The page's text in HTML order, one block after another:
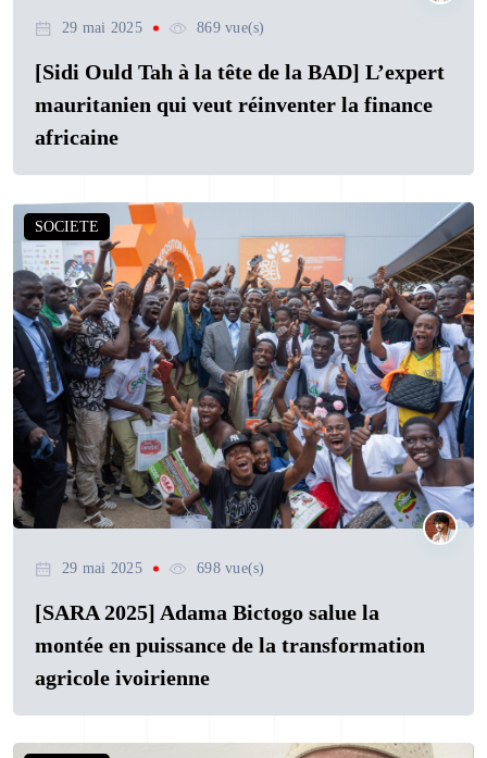
29 mai 2025 869 vue(s)
[Sidi Ould Tah à la tête de la BAD] L’expert
mauritanien qui veut réinventer la finance
africaine
SOCIETE
29 mai 2025 698 vue(s)
[SARA 2025] Adama Bictogo salue la
montée en puissance de la transformation
agricole ivoirienne